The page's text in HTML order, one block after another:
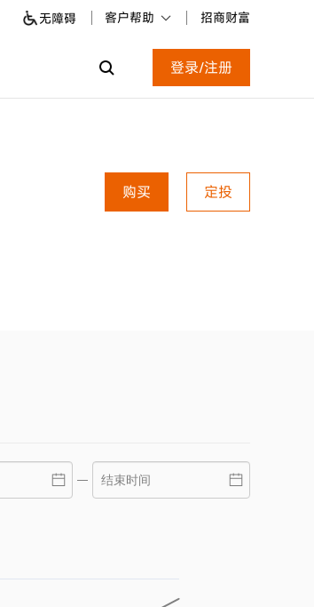
无障碍 客户帮助 招商财富
登录/注册
购买 定投